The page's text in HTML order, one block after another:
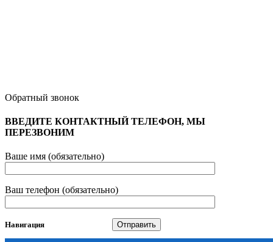
Обратный звонок
ВВЕДИТЕ КОНТАКТНЫЙ ТЕЛЕФОН, МЫ
ПЕРЕЗВОНИМ
Ваше имя (обязательно)
Ваш телефон (обязательно)
Навигация